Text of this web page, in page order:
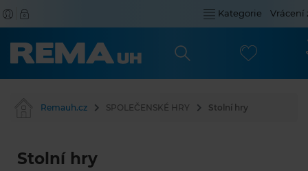
Kategorie Vrácení
Remauh.cz SPOLEČENSKÉ HRY Stolní hry
Stolní hry